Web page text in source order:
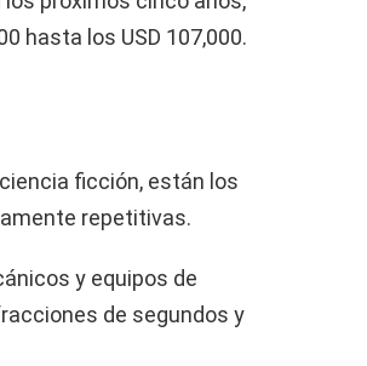
hasta los USD 107,000.
ficción, están los
repetitivas.
y equipos de
de segundos y